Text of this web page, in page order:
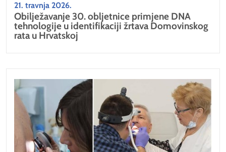
21. travnja 2026.
Obilježavanje 30. obljetnice primjene DNA
tehnologije u identifikaciji žrtava Domovinskog
rata u Hrvatskoj